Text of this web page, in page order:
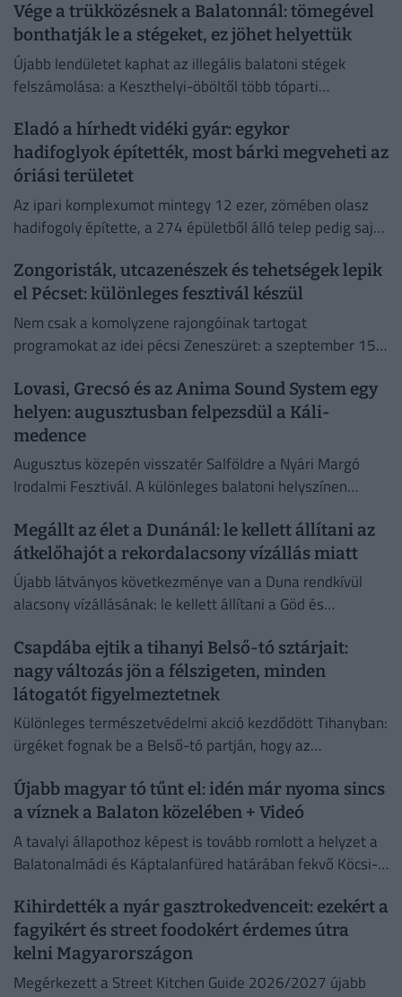
alakítottak ki.
Vége a trükközésnek a Balatonnál: tömegével
bonthatják le a stégeket, ez jöhet helyettük
Újabb lendületet kaphat az illegális balatoni stégek
felszámolása: a Keszthelyi-öböltől több tóparti
kijelölésére.
Eladó a hírhedt vidéki gyár: egykor
hadifoglyok építették, most bárki megveheti az
óriási területet
Az ipari komplexumot mintegy 12 ezer, zömében olasz
hadifogoly építette, a 274 épületből álló telep pedig saját
nőtte ki magát.
Zongoristák, utcazenészek és tehetségek lepik
el Pécset: különleges fesztivál készül
Nem csak a komolyzene rajongóinak tartogat
programokat az idei pécsi Zeneszüret: a szeptember 15.
tehetségkutató is színesíti.
Lovasi, Grecsó és az Anima Sound System egy
helyen: augusztusban felpezsdül a Káli-
medence
Augusztus közepén visszatér Salföldre a Nyári Margó
Irodalmi Fesztivál. A különleges balatoni helyszínen
Megállt az élet a Dunánál: le kellett állítani az
átkelőhajót a rekordalacsony vízállás miatt
Újabb látványos következménye van a Duna rendkívül
alacsony vízállásának: le kellett állítani a Göd és
problémát nem egyszerűen a sekély...
Csapdába ejtik a tihanyi Belső-tó sztárjait:
nagy változás jön a félszigeten, minden
látogatót figyelmeztetnek
Különleges természetvédelmi akció kezdődött Tihanyban:
ürgéket fognak be a Belső-tó partján, hogy az
telepítsék át.
Újabb magyar tó tűnt el: idén már nyoma sincs
a víznek a Balaton közelében + Videó
A tavalyi állapothoz képest is tovább romlott a helyzet a
Balatonalmádi és Káptalanfüred határában fekvő Köcsi-
Kihirdették a nyár gasztrokedvenceit: ezekért a
fagyikért és street foodokért érdemes útra
kelni Magyarországon
Megérkezett a Street Kitchen Guide 2026/2027 újabb